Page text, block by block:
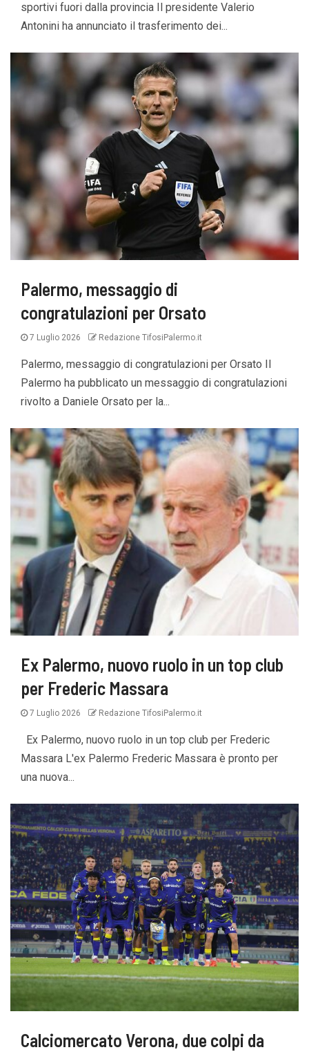
sportivi fuori dalla provincia Il presidente Valerio
Antonini ha annunciato il trasferimento dei...
Palermo, messaggio di
congratulazioni per Orsato
7 Luglio 2026 Redazione TifosiPalermo.it
Palermo, messaggio di congratulazioni per Orsato Il
Palermo ha pubblicato un messaggio di congratulazioni
rivolto a Daniele Orsato per la...
Ex Palermo, nuovo ruolo in un top club
per Frederic Massara
7 Luglio 2026 Redazione TifosiPalermo.it
Ex Palermo, nuovo ruolo in un top club per Frederic
Massara L'ex Palermo Frederic Massara è pronto per
una nuova...
Calciomercato Verona, due colpi da